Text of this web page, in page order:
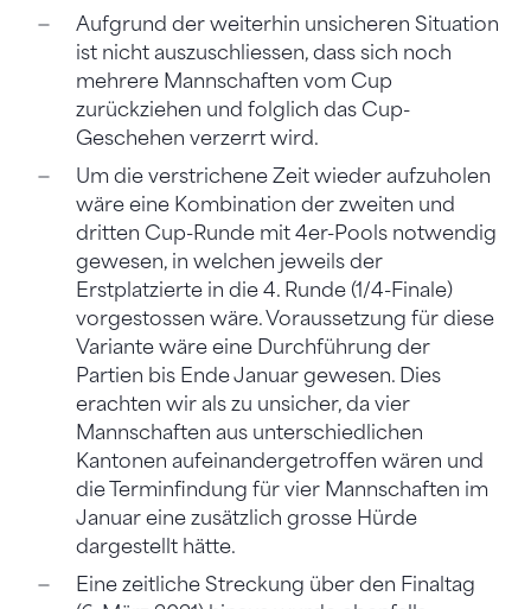
Aufgrund der weiterhin unsicheren Situation
ist nicht auszuschliessen, dass sich noch
mehrere Mannschaften vom Cup
zurückziehen und folglich das Cup-
Geschehen verzerrt wird.
Um die verstrichene Zeit wieder aufzuholen
wäre eine Kombination der zweiten und
dritten Cup-Runde mit 4er-Pools notwendig
gewesen, in welchen jeweils der
Erstplatzierte in die 4. Runde (1/4-Finale)
vorgestossen wäre. Voraussetzung für diese
Variante wäre eine Durchführung der
Partien bis Ende Januar gewesen. Dies
erachten wir als zu unsicher, da vier
Mannschaften aus unterschiedlichen
Kantonen aufeinandergetroffen wären und
die Terminfindung für vier Mannschaften im
Januar eine zusätzlich grosse Hürde
dargestellt hätte.
Eine zeitliche Streckung über den Finaltag